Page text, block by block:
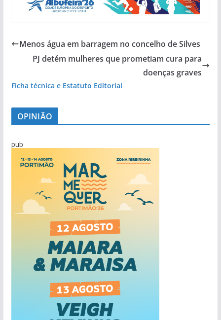
Menos água em barragem no concelho de Silves
PJ detém mulheres que prometiam cura para
doenças graves
Ficha técnica e Estatuto Editorial
OPINIÃO
pub